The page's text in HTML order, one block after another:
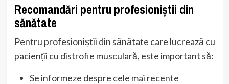
Recomandări pentru profesioniștii din
sănătate
Pentru profesioniștii din sănătate care lucrează cu
pacienții cu distrofie musculară, este important să:
Se informeze despre cele mai recente